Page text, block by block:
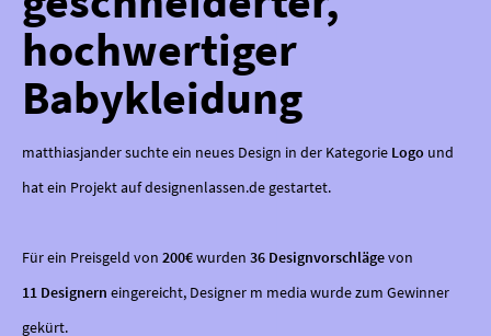
hochwertiger
Babykleidung
matthiasjander suchte ein neues Design in der Kategorie Logo und
hat ein Projekt auf designenlassen.de gestartet.
Für ein Preisgeld von 200€wurden 36 Designvorschlägevon
11 Designern eingereicht, Designer m media wurde zum Gewinner
gekürt.